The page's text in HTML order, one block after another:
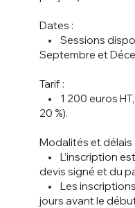
Dates :
• Sessions
Septembre et
Tarif :
• 1 200 euros
20 %).
Modalités et délais
• L’inscription
devis signé et du
• Les
jours avant le